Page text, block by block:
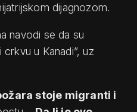
dijagnozom.
navodi se da su
crkvu u Kanadi”, uz
stoje migranti i